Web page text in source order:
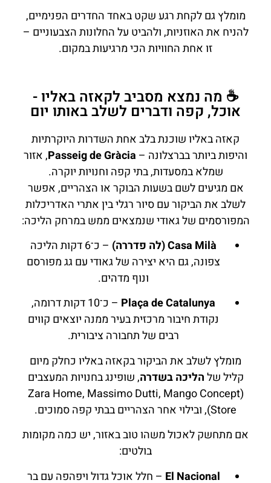
מומלץ גם לקחת רגע שקט באחד החדרים הפנימיים,
להניח את האוזניות, ולהביט על החלונות הצבעוניים –
זו אחת החוויות הכי מרגיעות במקום.
☕ מה נמצא מסביב לקאזה באליו -
אוכל, קפה ודברים לשלב באותו יום
קאזה באליו שוכנת בלב אחת השדרות היוקרתיות
והיפות ביותר בברצלונה – Passeig de Gràcia, אזור
שמלא במסעדות, בתי קפה וחנויות יוקרה.
אם מגיעים לשם בשעות הבוקר או הצהריים, אפשר
לשלב את הביקור עם סיור רגלי בין אתרי האדריכלות
המפורסמים של גאודי שנמצאים ממש במרחק הליכה:
Casa Milà (לה פדררה)
– כ־6 דקות הליכה
צפונה, גם היא יצירה של גאודי עם גג מפורסם
ונוף מדהים.
Plaça de Catalunya
– כ־10 דקות דרומה,
נקודת חיבור מרכזית בעיר ממנה יוצאים קווים
רבים של תחבורה ציבורית.
מומלץ לשלב את הביקור בקאזה באליו כחלק מיום
קליל שלהליכה בשדרה, שופינג בחנויות המעצבים
(Zara Home, Massimo Dutti, Mango Concept
Store), ובילוי אחר הצהריים בבתי קפה סמוכים.
אם מתחשק לאכול משהו טוב באזור, יש כמה מקומות
בולטים:
El Nacional – חלל אוכל גדול ויפהפה עם בר